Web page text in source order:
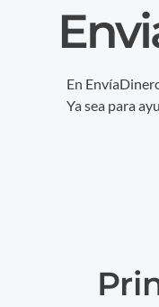
En
Ya sea para